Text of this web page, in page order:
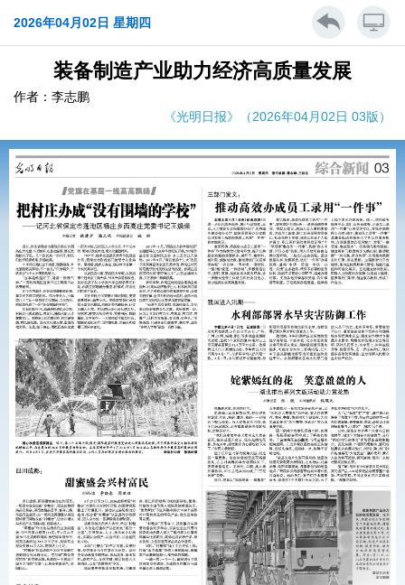
2026年04月02日 星期四
装备制造产业助力经济高质量发展
作者：李志鹏
《光明日报》（2026年04月02日 03版）